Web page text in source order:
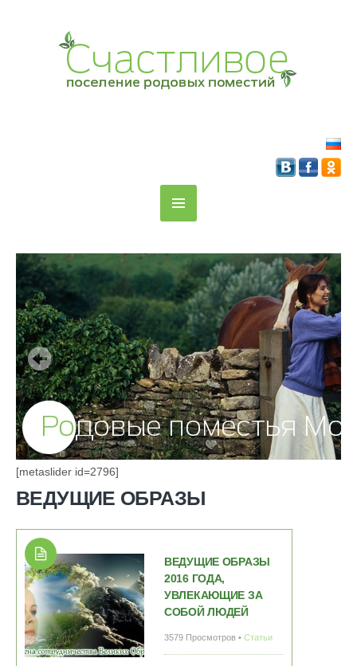
[metaslider id=2796]
ВЕДУЩИЕ ОБРАЗЫ
ВЕДУЩИЕ ОБРАЗЫ
2016 ГОДА,
УВЛЕКАЮЩИЕ ЗА
СОБОЙ ЛЮДЕЙ
3579 Просмотров • Статьи